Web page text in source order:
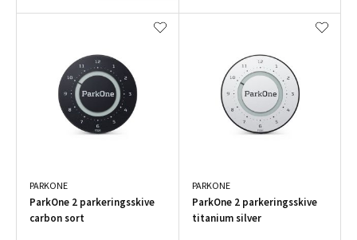
PARKONE
ParkOne 2 parkeringsskive
carbon sort
PARKONE
ParkOne 2 parkeringsskive
titanium silver